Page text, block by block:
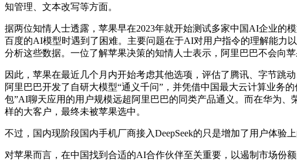
知管理、文本改写等方面。
据两位知情人士透露，苹果早在2023年就开始测试多家中国AI企业的
百度的AI模型时遇到了困难。主要问题在于AI对用户指令的理解能力
分析这些数据。一位了解苹果决策的知情人士表示，阿里巴巴不会向
因此，苹果在最近几个月内开始考虑其他选项，评估了腾讯、字节跳
阿里巴巴开发了自研大模型“通义千问”，并凭借中国最大云计算业务
包”AI聊天应用的用户规模远超阿里巴巴的同类产品通义。而在华为、
样的大客户，最终未被苹果选中。
不过，国内现阶段国内手机厂商接入DeepSeek的只是增加了用户体
对苹果而言，在中国找到合适的AI合作伙伴至关重要，以遏制市场份